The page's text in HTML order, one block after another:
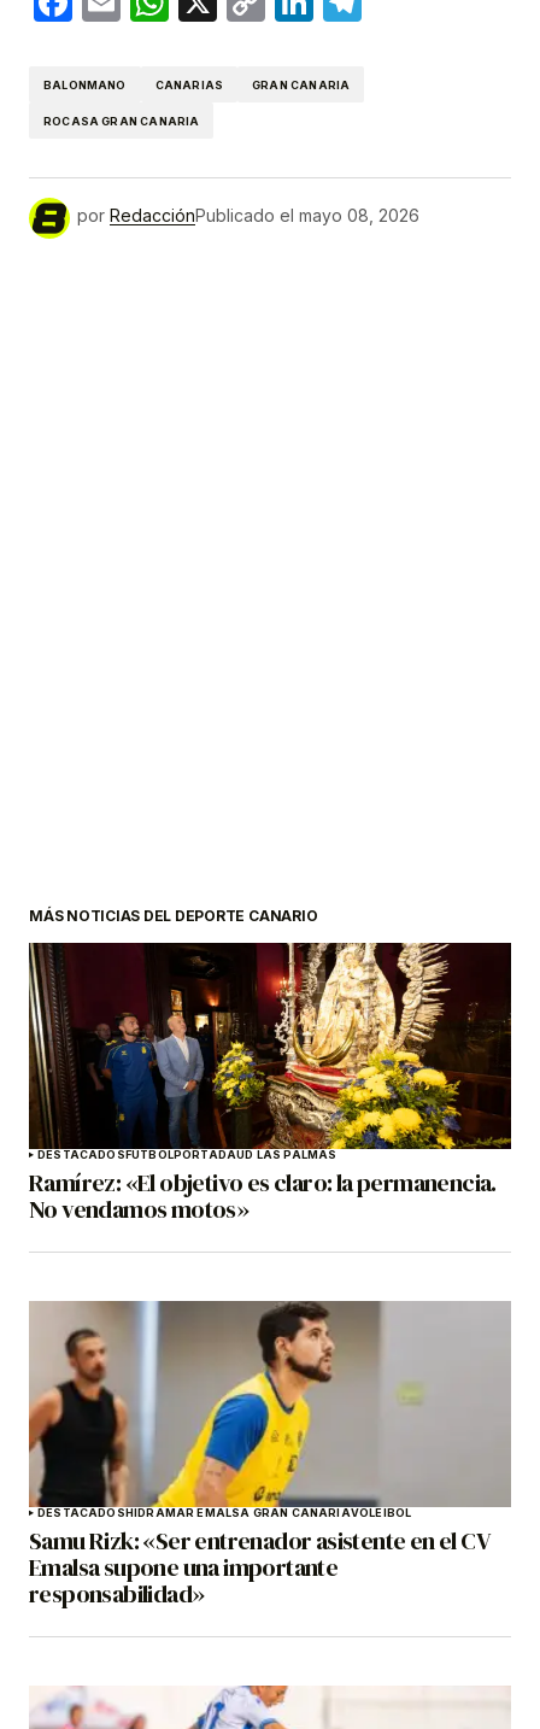
BALONMANO CANARIAS GRAN CANARIA
ROCASA GRAN CANARIA
por RedacciónPublicado el mayo 08, 2026
MÁS NOTICIAS DEL DEPORTE CANARIO
DESTACADOSFÚTBOLPORTADAUD LAS PALMAS
Ramírez: «El objetivo es claro: la permanencia.
No vendamos motos»
DESTACADOSHIDRAMAR EMALSA GRAN CANARIAVOLEIBOL
Samu Rizk: «Ser entrenador asistente en el CV
Emalsa supone una importante
responsabilidad»